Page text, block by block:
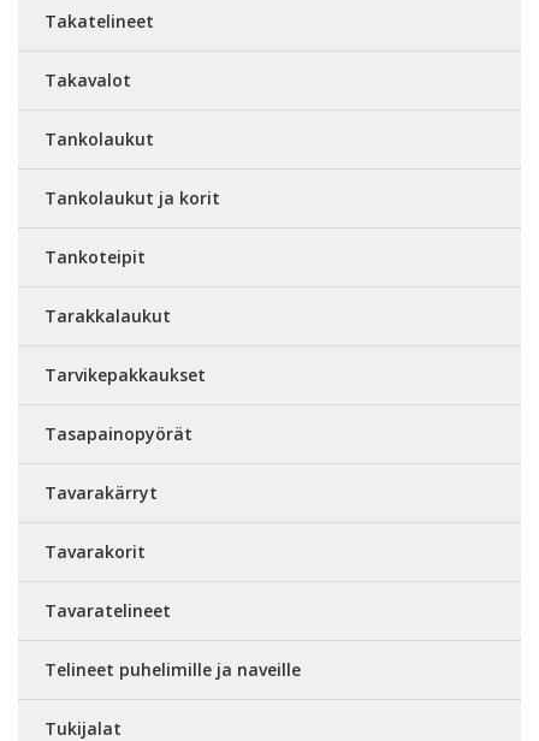
Takatelineet
Takavalot
Tankolaukut
Tankolaukut ja korit
Tankoteipit
Tarakkalaukut
Tarvikepakkaukset
Tasapainopyörät
Tavarakärryt
Tavarakorit
Tavaratelineet
Telineet puhelimille ja naveille
Tukijalat